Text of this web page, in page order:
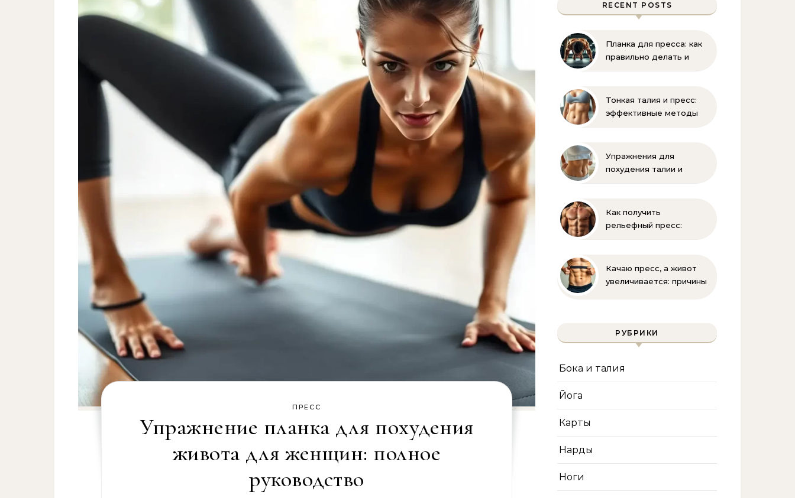
ПРЕСС
Упражнение планка для похудения
живота для женщин: полное
руководство
RECENT POSTS
Планка для пресса: как
правильно делать и
Тонкая талия и пресс:
эффективные методы
Упражнения для
похудения талии и
Как получить
рельефный пресс:
Качаю пресс, а живот
увеличивается: причины
РУБРИКИ
Бока и талия
Йога
Карты
Нарды
Ноги